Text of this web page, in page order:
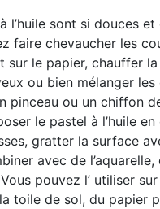
l’huile sont si douces et
faire chevaucher les
sur le papier, chauffer
ou bien mélanger
pinceau ou un chiffon
le pastel à l’huile
gratter la surface
avec de l’aquarelle,
pouvez l’ utiliser
toile de sol, du papier